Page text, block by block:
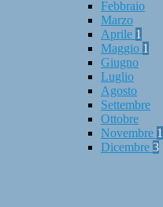
Febbraio
Marzo
Aprile 1
Maggio 1
Giugno
Luglio
Agosto
Settembre
Ottobre
Novembre 1
Dicembre 3